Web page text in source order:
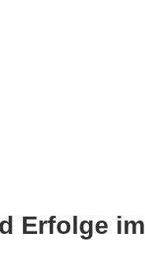
Erfolge im